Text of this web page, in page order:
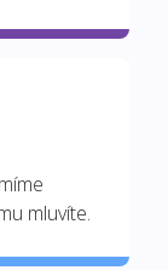
mluvíte.